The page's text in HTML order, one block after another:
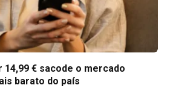
14,99 € sacode o mercado
barato do país